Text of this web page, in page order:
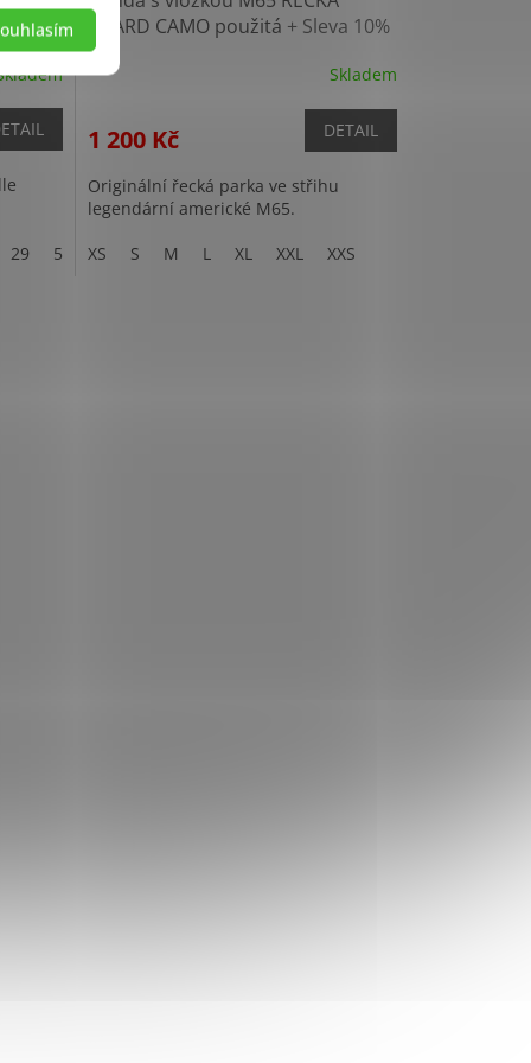
29 5 11 12 13
LIZARD CAMO použitá + Sleva 10%
po registraci
Skladem
1 200 Kč DETAIL
Originální řecká parka ve střihu
legendární americké M65.
XS
S M L XL XXL XXS